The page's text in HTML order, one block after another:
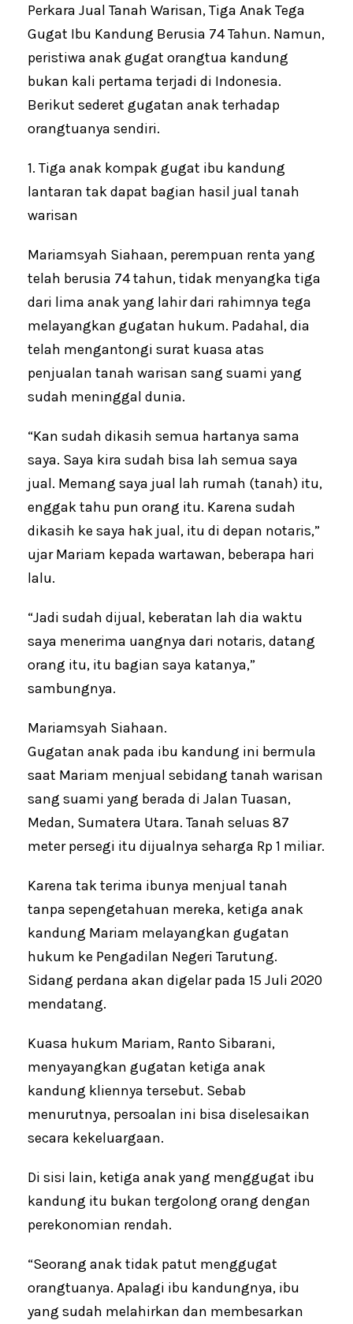
Perkara Jual Tanah Warisan, Tiga Anak Tega
Gugat Ibu Kandung Berusia 74 Tahun. Namun,
peristiwa anak gugat orangtua kandung
bukan kali pertama terjadi di Indonesia.
Berikut sederet gugatan anak terhadap
orangtuanya sendiri.
1. Tiga anak kompak gugat ibu kandung
lantaran tak dapat bagian hasil jual tanah
warisan
Mariamsyah Siahaan, perempuan renta yang
telah berusia 74 tahun, tidak menyangka tiga
dari lima anak yang lahir dari rahimnya tega
melayangkan gugatan hukum. Padahal, dia
telah mengantongi surat kuasa atas
penjualan tanah warisan sang suami yang
sudah meninggal dunia.
“Kan sudah dikasih semua hartanya sama
saya. Saya kira sudah bisa lah semua saya
jual. Memang saya jual lah rumah (tanah) itu,
enggak tahu pun orang itu. Karena sudah
dikasih ke saya hak jual, itu di depan notaris,”
ujar Mariam kepada wartawan, beberapa hari
lalu.
“Jadi sudah dijual, keberatan lah dia waktu
saya menerima uangnya dari notaris, datang
orang itu, itu bagian saya katanya,”
sambungnya.
Mariamsyah Siahaan.
Gugatan anak pada ibu kandung ini bermula
saat Mariam menjual sebidang tanah warisan
sang suami yang berada di Jalan Tuasan,
Medan, Sumatera Utara. Tanah seluas 87
meter persegi itu dijualnya seharga Rp 1 miliar.
Karena tak terima ibunya menjual tanah
tanpa sepengetahuan mereka, ketiga anak
kandung Mariam melayangkan gugatan
hukum ke Pengadilan Negeri Tarutung.
Sidang perdana akan digelar pada 15 Juli 2020
mendatang.
Kuasa hukum Mariam, Ranto Sibarani,
menyayangkan gugatan ketiga anak
kandung kliennya tersebut. Sebab
menurutnya, persoalan ini bisa diselesaikan
secara kekeluargaan.
Di sisi lain, ketiga anak yang menggugat ibu
kandung itu bukan tergolong orang dengan
perekonomian rendah.
“Seorang anak tidak patut menggugat
orangtuanya. Apalagi ibu kandungnya, ibu
yang sudah melahirkan dan membesarkan